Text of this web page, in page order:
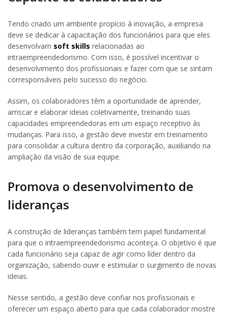
Tendo criado um ambiente propício à inovação, a empresa
deve se dedicar à capacitação dos funcionários para que eles
desenvolvam soft skills relacionadas ao
intraempreendedorismo. Com isso, é possível incentivar o
desenvolvimento dos profissionais e fazer com que se sintam
corresponsáveis pelo sucesso do negócio.
Assim, os colaboradores têm a oportunidade de aprender,
arriscar e elaborar ideias coletivamente, treinando suas
capacidades empreendedoras em um espaço receptivo às
mudanças. Para isso, a gestão deve investir em treinamento
para consolidar a cultura dentro da corporação, auxiliando na
ampliação da visão de sua equipe.
Promova o desenvolvimento de
lideranças
A construção de lideranças também tem papel fundamental
para que o intraempreendedorismo aconteça. O objetivo é que
cada funcionário seja capaz de agir como líder dentro da
organização, sabendo ouvir e estimular o surgimento de novas
ideias.
Nesse sentido, a gestão deve confiar nos profissionais e
oferecer um espaço aberto para que cada colaborador mostre